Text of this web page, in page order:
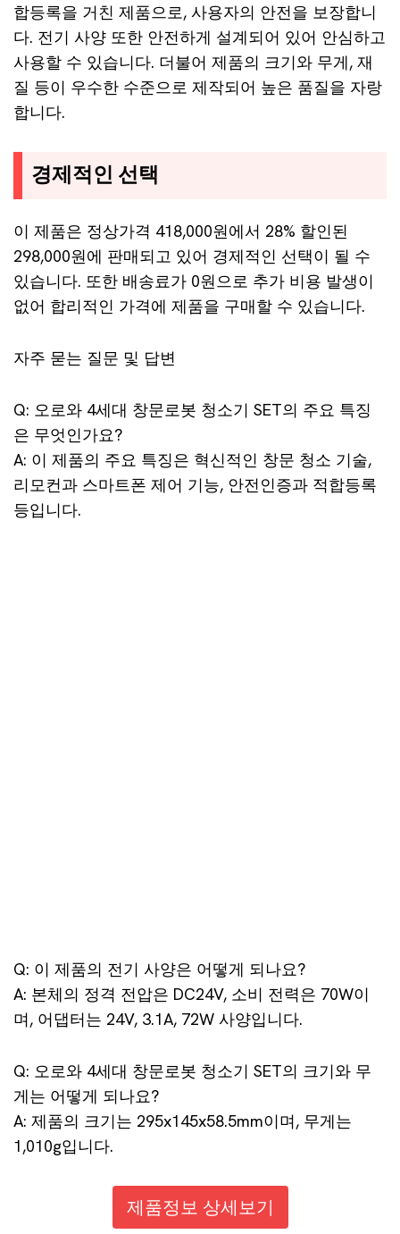
합등록을 거친 제품으로, 사용자의 안전을 보장합니
다. 전기 사양 또한 안전하게 설계되어 있어 안심하고
사용할 수 있습니다. 더불어 제품의 크기와 무게, 재
질 등이 우수한 수준으로 제작되어 높은 품질을 자랑
합니다.
경제적인 선택
이 제품은 정상가격 418,000원에서 28% 할인된
298,000원에 판매되고 있어 경제적인 선택이 될 수
있습니다. 또한 배송료가 0원으로 추가 비용 발생이
없어 합리적인 가격에 제품을 구매할 수 있습니다.
자주 묻는 질문 및 답변
Q: 오로와 4세대 창문로봇 청소기 SET의 주요 특징
은 무엇인가요?
A: 이 제품의 주요 특징은 혁신적인 창문 청소 기술,
리모컨과 스마트폰 제어 기능, 안전인증과 적합등록
등입니다.
Q: 이 제품의 전기 사양은 어떻게 되나요?
A: 본체의 정격 전압은 DC24V, 소비 전력은 70W이
며, 어댑터는 24V, 3.1A, 72W 사양입니다.
Q: 오로와 4세대 창문로봇 청소기 SET의 크기와 무
게는 어떻게 되나요?
A: 제품의 크기는 295x145x58.5mm이며, 무게는
1,010g입니다.
제품정보 상세보기